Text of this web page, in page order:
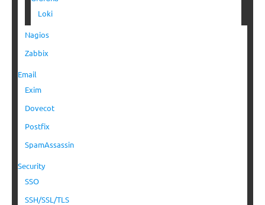
Loki
Nagios
Zabbix
Email
Exim
Dovecot
Postfix
SpamAssassin
Security
SSO
SSH/SSL/TLS